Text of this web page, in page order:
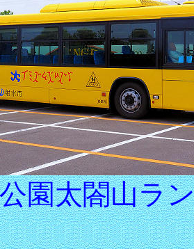
園太閤山ラ